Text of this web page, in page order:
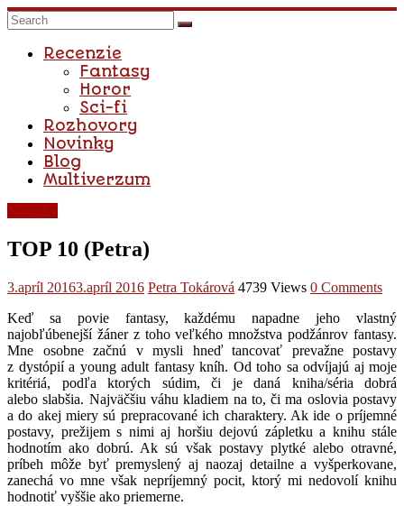
Recenzie
Fantasy
Horor
Sci-fi
Rozhovory
Novinky
Blog
Multiverzum
TOP 10 (Petra)
3.apríl 20163.apríl 2016 Petra Tokárová 4739 Views 0 Comments
Keď sa povie fantasy, každému napadne jeho vlastný
najobľúbenejší žáner z toho veľkého množstva podžánrov fantasy.
Mne osobne začnú v mysli hneď tancovať prevažne postavy
z dystópií a young adult fantasy kníh. Od toho sa odvíjajú aj moje
kritériá, podľa ktorých súdim, či je daná kniha/séria dobrá
alebo slabšia. Najväčšiu váhu kladiem na to, či ma oslovia postavy
a do akej miery sú prepracované ich charaktery. Ak ide o príjemné
postavy, prežijem s nimi aj horšiu dejovú zápletku a knihu stále
hodnotím ako dobrú. Ak sú však postavy plytké alebo otravné,
príbeh môže byť premyslený aj naozaj detailne a vyšperkovane,
zanechá vo mne však nepríjemný pocit, ktorý mi nedovolí knihu
hodnotiť vyššie ako priemerne.